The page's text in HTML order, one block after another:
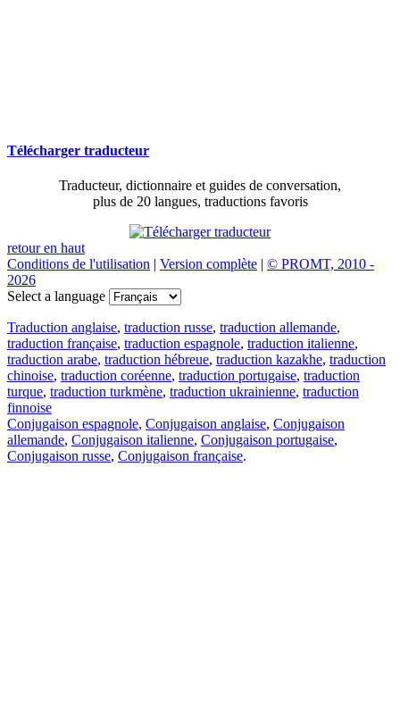
Télécharger traducteur
Traducteur, dictionnaire et guides de conversation,
plus de 20 langues, traductions favoris
retour en haut
Conditions de l'utilisation | Version complète | © PROMT, 2010 -
2026
Select a language
Traduction anglaise, traduction russe, traduction allemande,
traduction française, traduction espagnole, traduction italienne,
traduction arabe, traduction hébreue, traduction kazakhe, traduction
chinoise, traduction coréenne, traduction portugaise, traduction
turque, traduction turkmène, traduction ukrainienne, traduction
finnoise
Conjugaison espagnole, Conjugaison anglaise, Conjugaison
allemande, Conjugaison italienne, Conjugaison portugaise,
Conjugaison russe, Conjugaison française.